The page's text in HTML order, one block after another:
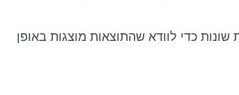
כדי לוודא שהתוצאות מוצגות באופן